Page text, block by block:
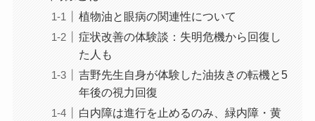
植物油と眼病の関連性について
症状改善の体験談：失明危機から回復し
た人も
吉野先生自身が体験した油抜きの転機と5
年後の視力回復
白内障は進行を止めるのみ、緑内障・黄